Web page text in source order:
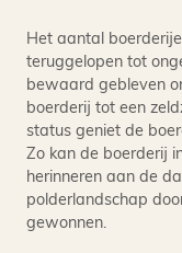
Het aantal
teruggelopen tot
bewaard gebleven
boerderij tot een
status geniet de
Zo kan de boerderij
herinneren aan de
polderlandschap
gewonnen.